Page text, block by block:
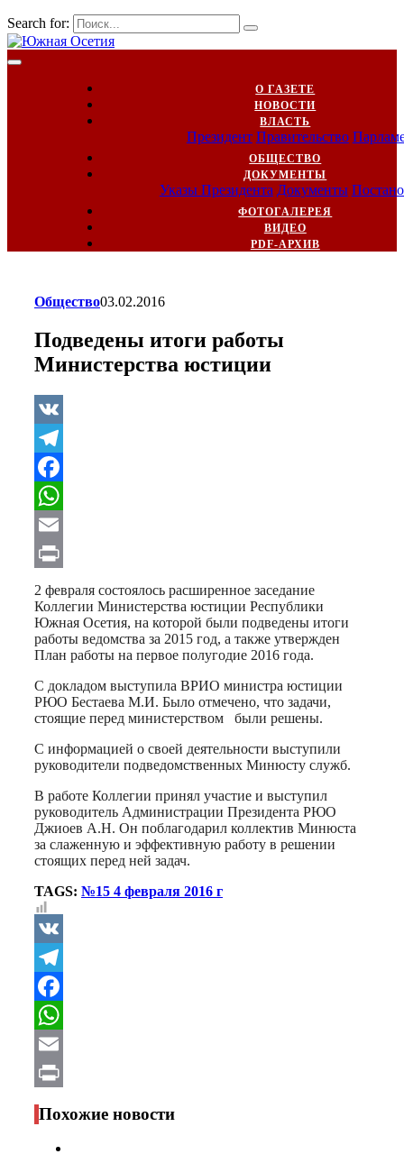
Search for:
О ГАЗЕТЕ
НОВОСТИ
ВЛАСТЬ
Президент Правительство
ОБЩЕСТВО
ДОКУМЕНТЫ
Указы Президента Документы
ФОТОГАЛЕРЕЯ
ВИДЕО
PDF-АРХИВ
Общество03.02.2016
Подведены итоги работы
Министерства юстиции
VK
Telegram
Facebook
WhatsApp
Email
Print
2 февраля состоялось расширенное заседание
Коллегии Министерства юстиции Республики
Южная Осетия, на которой были подведены итоги
работы ведомства за 2015 год, а также утвержден
План работы на первое полугодие 2016 года.
С докладом выступила ВРИО министра юстиции
РЮО Бестаева М.И. Было отмечено, что задачи,
стоящие перед министерством были решены.
С информацией о своей деятельности выступили
руководители подведомственных Минюсту служб.
В работе Коллегии принял участие и выступил
руководитель Администрации Президента РЮО
Джиоев А.Н. Он поблагодарил коллектив Минюста
за слаженную и эффективную работу в решении
стоящих перед ней задач.
TAGS: №15 4 февраля 2016 г
VK
Telegram
Facebook
WhatsApp
Email
Print
Похожие новости